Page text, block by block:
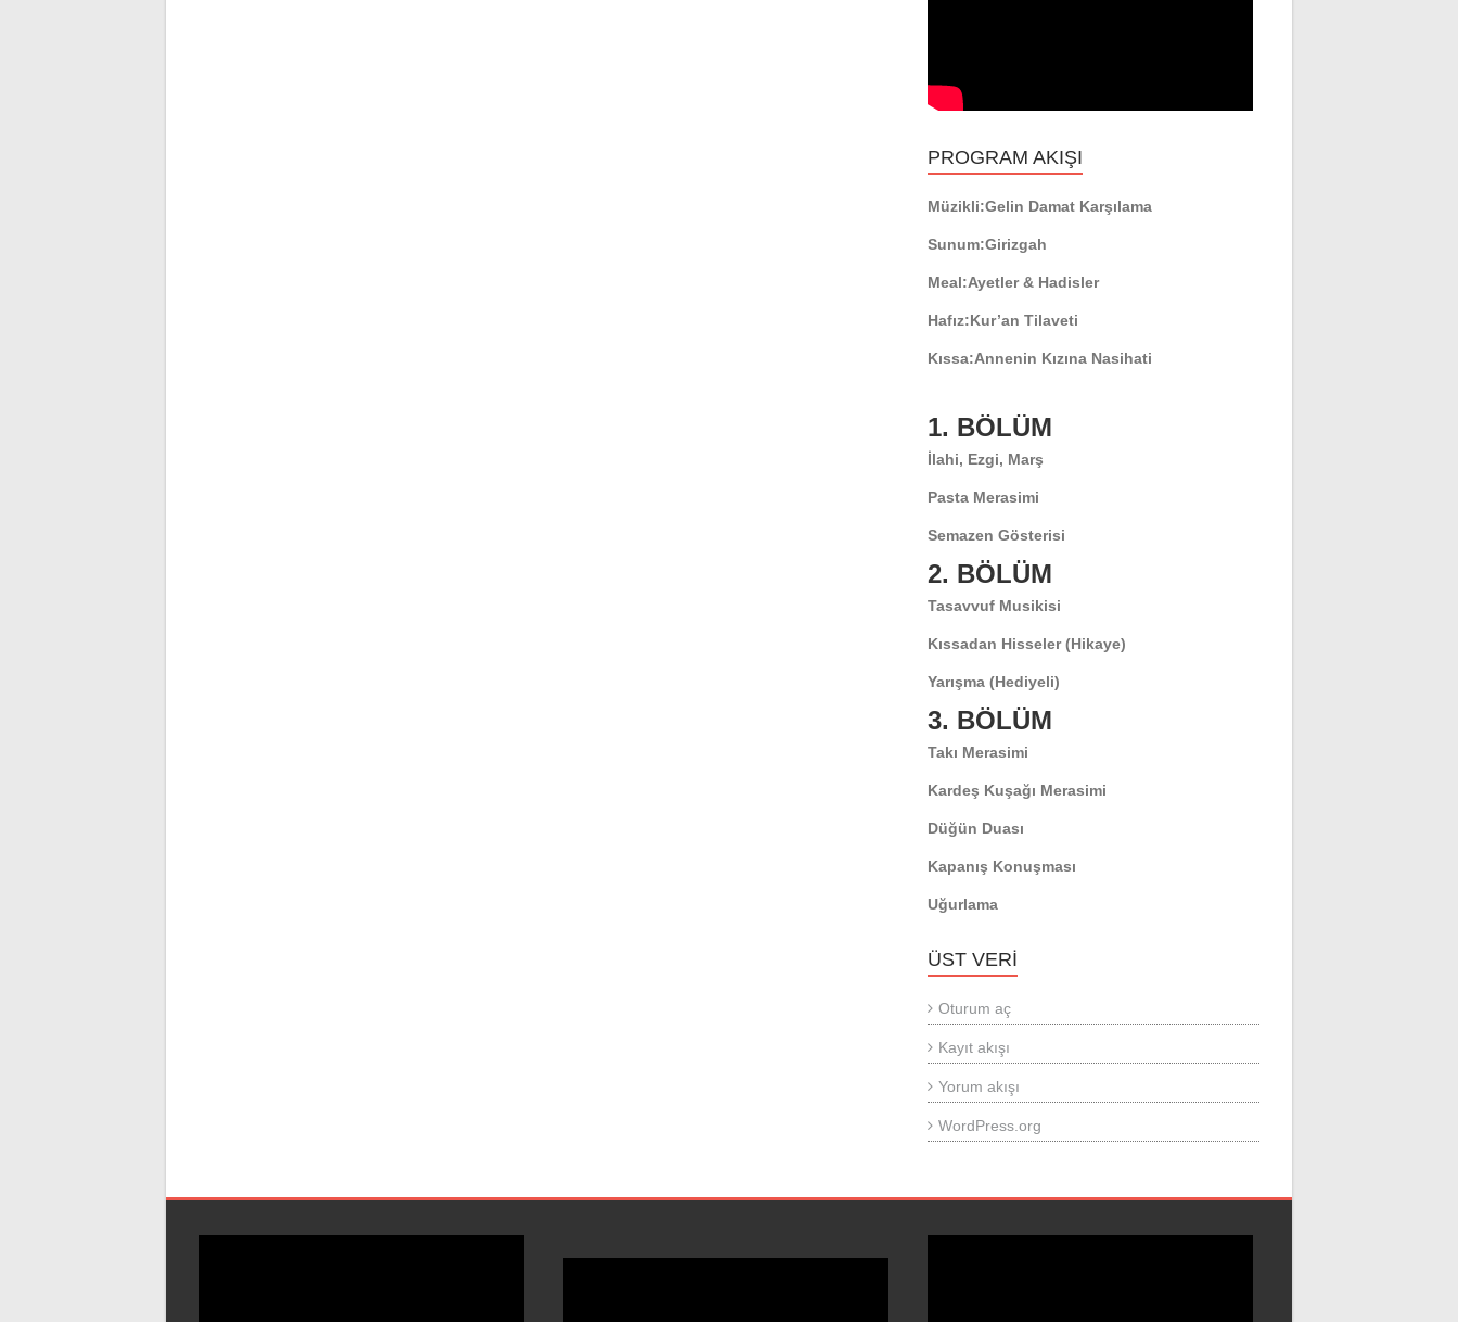
PROGRAM AKIŞI
Müzikli:Gelin Damat Karşılama
Sunum:Girizgah
Meal:Ayetler & Hadisler
Hafız:Kur’an Tilaveti
Kıssa:Annenin Kızına Nasihati
1. BÖLÜM
İlahi, Ezgi, Marş
Pasta Merasimi
Semazen Gösterisi
2. BÖLÜM
Tasavvuf Musikisi
Kıssadan Hisseler (Hikaye)
Yarışma (Hediyeli)
3. BÖLÜM
Takı Merasimi
Kardeş Kuşağı Merasimi
Düğün Duası
Kapanış Konuşması
Uğurlama
ÜST VERI
Oturum aç
Kayıt akışı
Yorum akışı
WordPress.org